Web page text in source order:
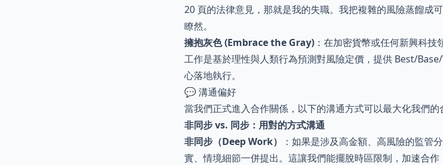
20 頁的法律意見，那就是我的失職。我把複雜的風險蒸餾成
瞭然。
擁抱灰色 (Embrace the Gray) ：在加密貨幣或任何新興科
工作是基於理性與人類行為預測對風險定價，提供 Best/
心落地執行。
💬 溝通偏好
當我們正式進入合作關係，以下的溝通方式可以最大化我們的
非同步 vs. 同步：用對的方式溝通
非同步（Deep Work）
：如果是涉及高金額、高風險的監管
實、情境細節一併提出。這讓我們能擺脫時區限制，加速合作